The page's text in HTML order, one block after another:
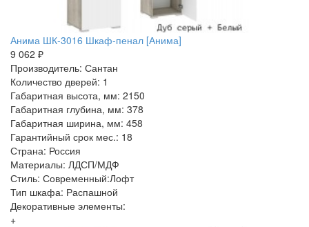
Анима ШК-3016 Шкаф-пенал [Анима]
9 062 ₽
Производитель: Сантан
Количество дверей: 1
Габаритная высота, мм: 2150
Габаритная глубина, мм: 378
Габаритная ширина, мм: 458
Гарантийный срок мес.: 18
Страна: Россия
Материалы: ЛДСП/МДФ
Стиль: Современный:Лофт
Тип шкафа: Распашной
Декоративные элементы:
+